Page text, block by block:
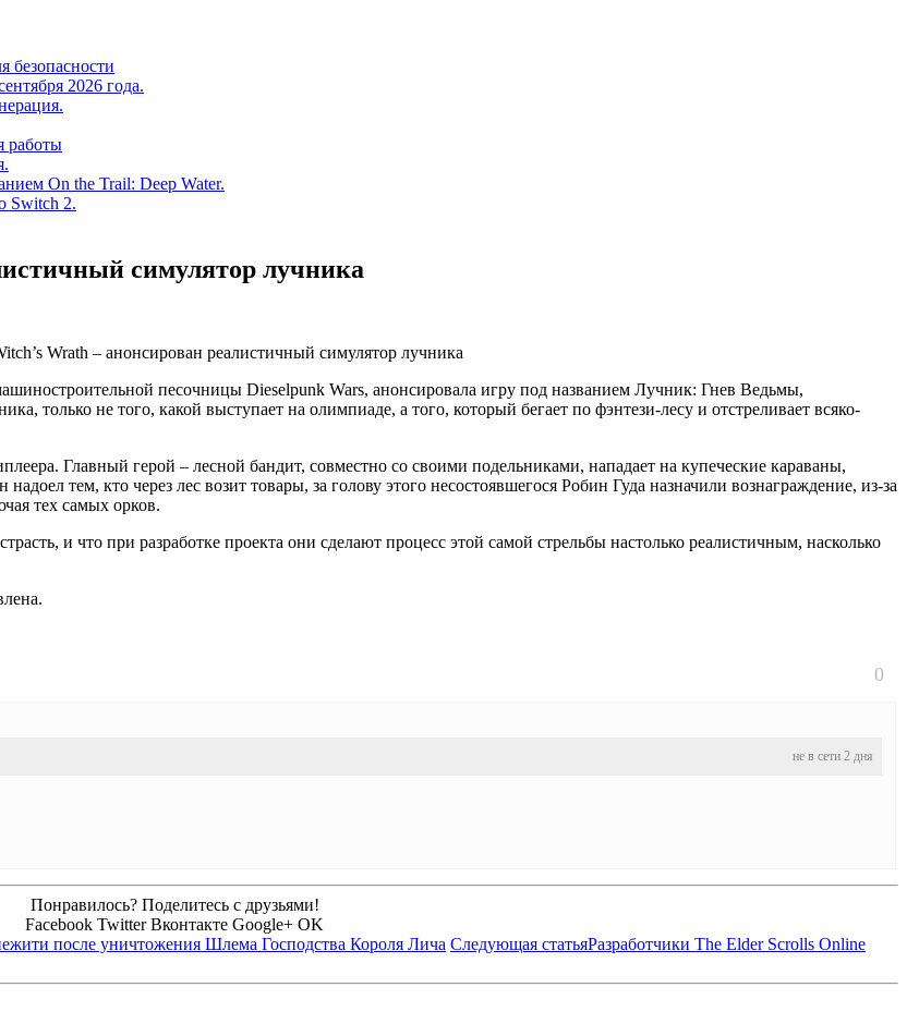
безопасности
2026 года.
работы
On the Trail: Deep Water.
Switch 2.
симулятор лучника
песочницы Dieselpunk Wars, анонсировала игру под названием Лучник: Гнев Ведьмы,
только не того, какой выступает на олимпиаде, а того, который бегает по фэнтези-лесу и отстреливает всяко-
Главный герой – лесной бандит, совместно со своими подельниками, нападает на купеческие караваны,
тем, кто через лес возит товары, за голову этого несостоявшегося Робин Гуда назначили вознаграждение, из-за
тех самых орков.
и что при разработке проекта они сделают процесс этой самой стрельбы настолько реалистичным, насколько
0
не в сети 2 дня
Понравилось? Поделитесь с друзьями!
Facebook Twitter Вконтакте Google+ OK
после уничтожения Шлема Господства Короля Лича Следующая статьяРазработчики The Elder Scrolls Online